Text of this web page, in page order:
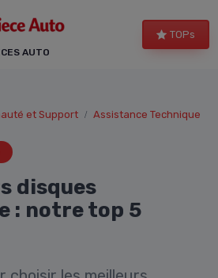
AUTO
TOPs
et Support Assistance Technique
disques
: notre top 5
cookies